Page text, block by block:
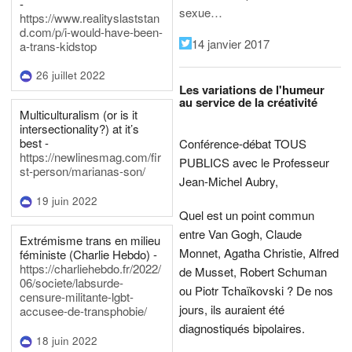
https://www.realityslaststan
d.com/p/i-would-have-been-
a-trans-kidstop
26 juillet 2022
Multiculturalism (or is it
intersectionality?) at it’s
best -
https://newlinesmag.com/fir
st-person/marianas-son/
19 juin 2022
Extrémisme trans en milieu
féministe (Charlie Hebdo) -
https://charliehebdo.fr/2022/
06/societe/labsurde-
censure-militante-lgbt-
accusee-de-transphobie/
18 juin 2022
sexue…
14 janvier 2017
Les variations de l'humeur
au service de la créativité
Conférence-débat TOUS
PUBLICS avec le Professeur
Jean-Michel Aubry,
Quel est un point commun
entre Van Gogh, Claude
Monnet, Agatha Christie, Alfred
de Musset, Robert Schuman
ou Piotr Tchaïkovski ? De nos
jours, ils auraient été
diagnostiqués bipolaires.